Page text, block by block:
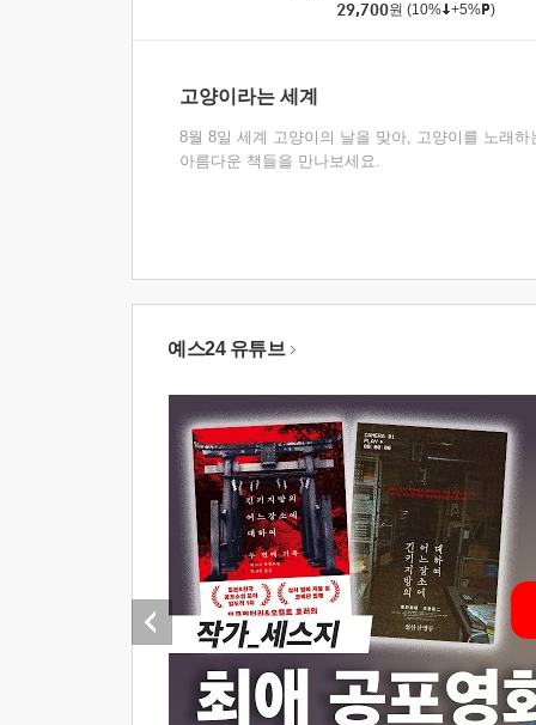
29,700원 (10% +5% )
고양이라는 세계
8월 8일 세계 고양이의 날을 맞아, 고양이를 노래하
아름다운 책들을 만나보세요.
예스24 유튜브